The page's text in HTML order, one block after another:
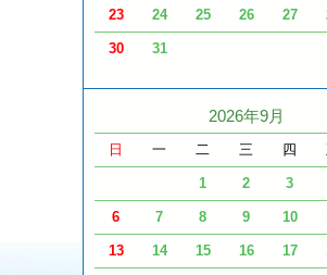
23 24 25 26 27
30 31
2026年9月
日 一 二 三 四
1 2 3
6 7 8 9 10
13 14 15 16 17